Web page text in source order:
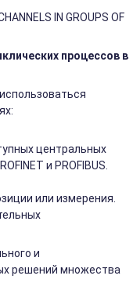
IN GROUPS OF
процессов в
центральных
и PROFIBUS.
или измерения.
и
решений множества